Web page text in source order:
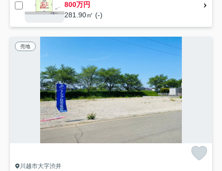
800万円
281.90㎡ (-)
売地
川越市大字渋井